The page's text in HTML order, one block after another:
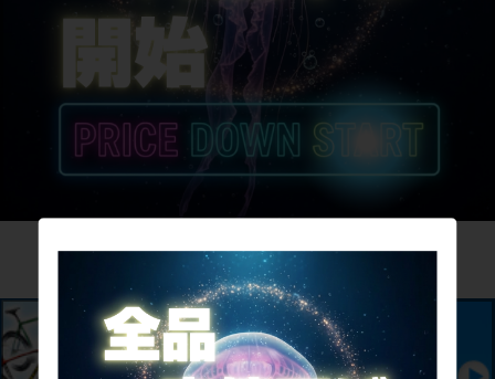
サイパラのお買取サービス